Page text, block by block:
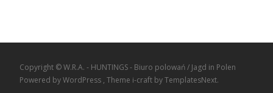
Copyright © W.R.A. - HUNTINGS - Biuro polowań / Jagd in Polen
Powered by WordPress , Theme i-craft by TemplatesNext.